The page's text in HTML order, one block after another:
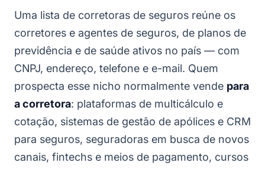
Uma lista de corretoras de seguros reúne os
corretores e agentes de seguros, de planos de
previdência e de saúde ativos no país — com
CNPJ, endereço, telefone e e-mail. Quem
prospecta esse nicho normalmente vende para
a corretora: plataformas de multicálculo e
cotação, sistemas de gestão de apólices e CRM
para seguros, seguradoras em busca de novos
canais, fintechs e meios de pagamento, cursos